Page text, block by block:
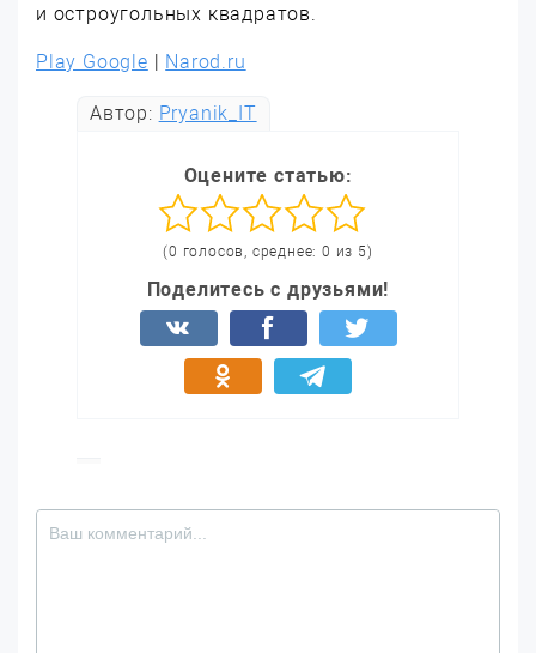
и остроугольных квадратов.
Play Google | Narod.ru
Автор: Pryanik_IT
Оцените статью:
(0 голосов, среднее: 0 из 5)
Поделитесь с друзьями!